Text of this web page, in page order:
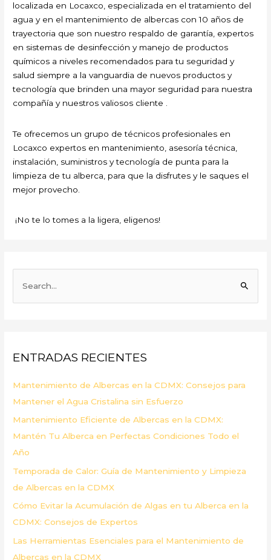
localizada en Locaxco, especializada en el tratamiento del
agua y en el mantenimiento de albercas con 10 años de
trayectoria que son nuestro respaldo de garantía, expertos
en sistemas de desinfección y manejo de productos
químicos a niveles recomendados para tu seguridad y
salud siempre a la vanguardia de nuevos productos y
tecnología que brinden una mayor seguridad para nuestra
compañía y nuestros valiosos cliente .
Te ofrecemos un grupo de técnicos profesionales en
Locaxco expertos en mantenimiento, asesoría técnica,
instalación, suministros y tecnología de punta para la
limpieza de tu alberca, para que la disfrutes y le saques el
mejor provecho.
¡No te lo tomes a la ligera, eligenos!
r
o
r
:
ENTRADAS RECIENTES
Mantenimiento de Albercas en la CDMX: Consejos para
Mantener el Agua Cristalina sin Esfuerzo
Mantenimiento Eficiente de Albercas en la CDMX:
Mantén Tu Alberca en Perfectas Condiciones Todo el
Año
Temporada de Calor: Guía de Mantenimiento y Limpieza
de Albercas en la CDMX
Cómo Evitar la Acumulación de Algas en tu Alberca en la
CDMX: Consejos de Expertos
Las Herramientas Esenciales para el Mantenimiento de
Albercas en la CDMX